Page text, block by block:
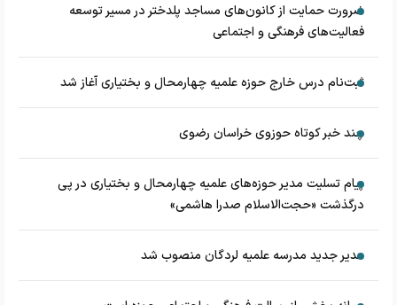
ضرورت حمایت از کانون‌های مساجد پلدختر در مسیر توسعه
فعالیت‌های فرهنگی و اجتماعی
ثبت‌نام درس خارج حوزه علمیه چهارمحال و بختیاری آغاز شد
چند خبر کوتاه حوزوی خراسان رضوی
پیام تسلیت مدیر حوزه‌های علمیه چهارمحال و بختیاری در پی
درگذشت «حجت‌الاسلام صدرا هاشمی»
مدیر جدید مدرسه علمیه لردگان منصوب شد